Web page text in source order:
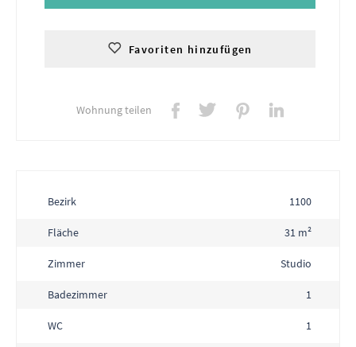
Favoriten hinzufügen
Wohnung teilen
Bezirk 1100
Fläche 31 m²
Zimmer Studio
Badezimmer 1
WC 1